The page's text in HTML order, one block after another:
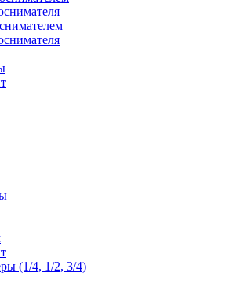
(1/4, 1/2, 3/4)